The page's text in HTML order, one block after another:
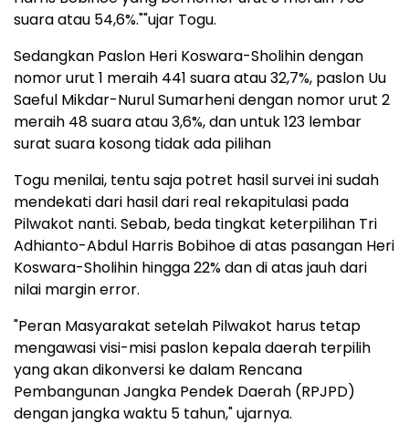
suara atau 54,6%.""ujar Togu.
Sedangkan Paslon Heri Koswara-Sholihin dengan
nomor urut 1 meraih 441 suara atau 32,7%, paslon Uu
Saeful Mikdar-Nurul Sumarheni dengan nomor urut 2
meraih 48 suara atau 3,6%, dan untuk 123 lembar
surat suara kosong tidak ada pilihan
Togu menilai, tentu saja potret hasil survei ini sudah
mendekati dari hasil dari real rekapitulasi pada
Pilwakot nanti. Sebab, beda tingkat keterpilihan Tri
Adhianto-Abdul Harris Bobihoe di atas pasangan Heri
Koswara-Sholihin hingga 22% dan di atas jauh dari
nilai margin error.
"Peran Masyarakat setelah Pilwakot harus tetap
mengawasi visi-misi paslon kepala daerah terpilih
yang akan dikonversi ke dalam Rencana
Pembangunan Jangka Pendek Daerah (RPJPD)
dengan jangka waktu 5 tahun," ujarnya.